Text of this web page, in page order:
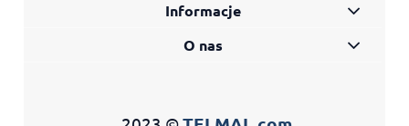
Informacje
O nas